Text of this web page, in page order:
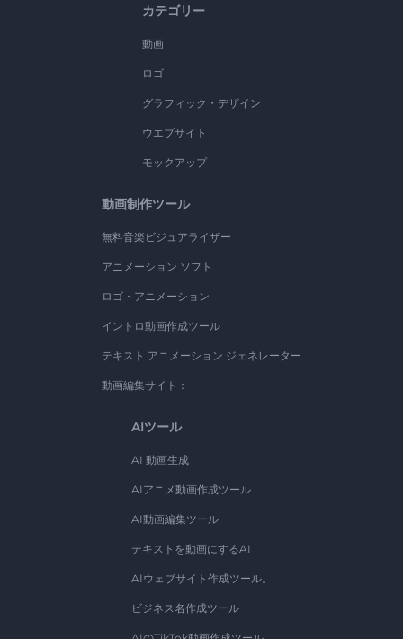
カテゴリー
動画
ロゴ
グラフィック・デザイン
ウエブサイト
モックアップ
動画制作ツール
無料音楽ビジュアライザー
アニメーション ソフト
ロゴ・アニメーション
イントロ動画作成ツール
テキスト アニメーション ジェネレーター
動画編集サイト：
AIツール
AI 動画生成
AIアニメ動画作成ツール
AI動画編集ツール
テキストを動画にするAI
AIウェブサイト作成ツール。
ビジネス名作成ツール